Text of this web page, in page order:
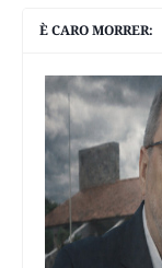
È CARO MORRER: